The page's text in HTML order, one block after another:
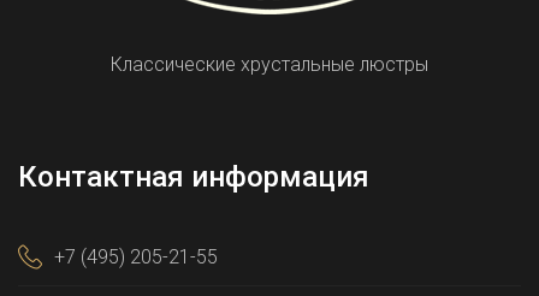
Классические хрустальные люстры
Контактная информация
+7 (495) 205-21-55